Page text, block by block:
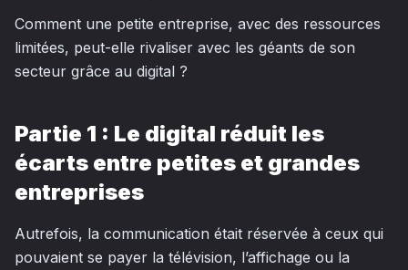
Comment une petite entreprise, avec des ressources
limitées, peut-elle rivaliser avec les géants de son
secteur grâce au digital ?
Partie 1 : Le digital réduit les
écarts entre petites et grandes
entreprises
Autrefois, la communication était réservée à ceux qui
pouvaient se payer la télévision, l’affichage ou la